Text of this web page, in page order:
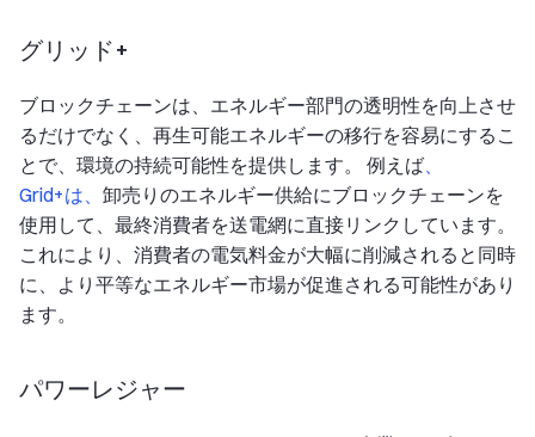
グリッド+
ブロックチェーンは、エネルギー部門の透明性を向上させ
るだけでなく、再生可能エネルギーの移行を容易にするこ
とで、環境の持続可能性を提供します。 例えば、
Grid+は、 卸売りのエネルギー供給にブロックチェーンを
使用して、最終消費者を送電網に直接リンクしています。
これにより、消費者の電気料金が大幅に削減されると同時
に、より平等なエネルギー市場が促進される可能性があり
ます。
パワーレジャー